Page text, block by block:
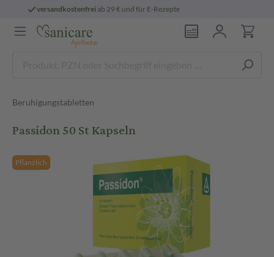
persönliche
Beruhigungstabletten
Passidon 50 St Kapseln
Pflanzlich